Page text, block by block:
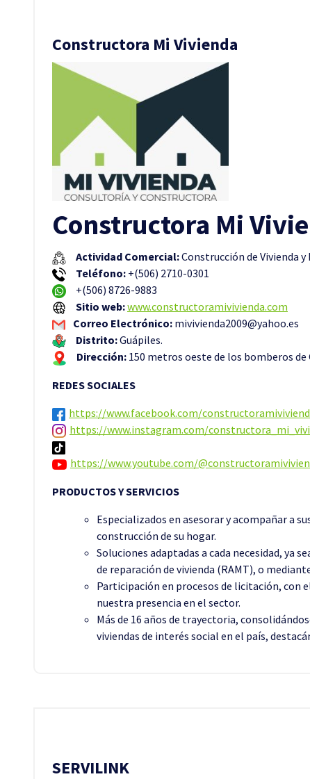
Constructora Mi Vivienda
Constructora Mi
Actividad Comercial:Construcción de Vivienda
Teléfono: +(506) 2710-0301
+(506) 8726-9883
Sitio web:www.constructoramivivienda.com
Correo Electrónico: mivivienda2009@yahoo.es
Distrito:Guápiles.
Dirección: 150 metros oeste de los bomberos de
REDES SOCIALES
https://www.facebook.com/
https://www.instagram.com/
https://www.youtube.com/
PRODUCTOS Y SERVICIOS
Especializados en asesorar y acompañar a
construcción de su hogar.
Soluciones adaptadas a cada necesidad, ya
de reparación de vivienda (RAMT), o
Participación en procesos de licitación, con
nuestra presencia en el sector.
Más de 16 años de trayectoria,
viviendas de interés social en el país,
SERVILINK